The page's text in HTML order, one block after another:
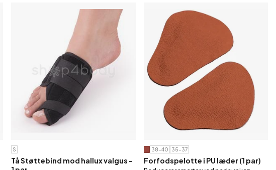
S
Tå Støttebind mod hallux valgus -
38-40 35-37
Forfodspelotte i PU læder (1 par)